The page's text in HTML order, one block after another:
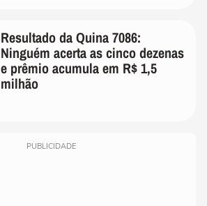
Resultado da Quina 7086:
Ninguém acerta as cinco dezenas
e prêmio acumula em R$ 1,5
milhão
PUBLICIDADE